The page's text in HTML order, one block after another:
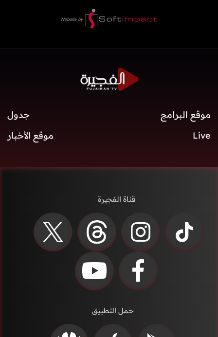
موقع البرامج
جدول
Live
موقع الأخبار
قناة الفجيرة
حمل التطبيق